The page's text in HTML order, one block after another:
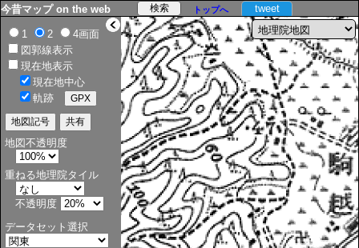
> tweet
今昔マップ on the web トップへ
1 2
4画面
図郭線表示
現在地表示
現在地中心
軌跡
地図不透明度
重ねる地理院タイル
不透明度
データセット選択